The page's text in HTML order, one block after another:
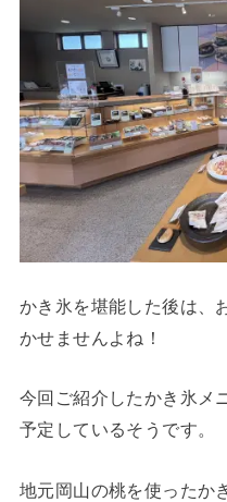
かき氷を堪能した後は、
かせませんよね！
今回ご紹介したかき氷メ
予定しているそうです。
地元岡山の桃を使ったか